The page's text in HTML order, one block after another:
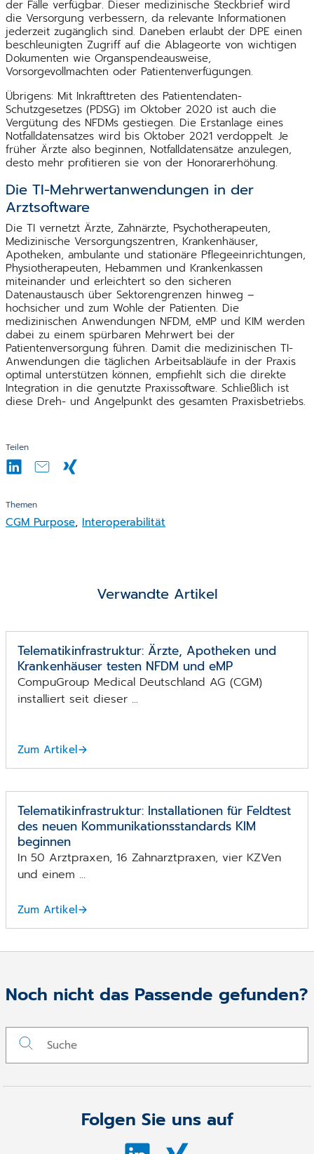
Teilen
Themen
CGM Purpose, Interoperabilität
der Fälle verfügbar. Dieser medizinische Steckbrief wird
die Versorgung verbessern, da relevante Informationen
jederzeit zugänglich sind. Daneben erlaubt der DPE einen
beschleunigten Zugriff auf die Ablageorte von wichtigen
Dokumenten wie Organspendeausweise,
Vorsorgevollmachten oder Patientenverfügungen.
Übrigens: Mit Inkrafttreten des Patientendaten-
Schutzgesetzes (PDSG) im Oktober 2020 ist auch die
Vergütung des NFDMs gestiegen. Die Erstanlage eines
Notfalldatensatzes wird bis Oktober 2021 verdoppelt. Je
früher Ärzte also beginnen, Notfalldatensätze anzulegen,
desto mehr profitieren sie von der Honorarerhöhung.
Die TI-Mehrwertanwendungen in der
Arztsoftware
Die TI vernetzt Ärzte, Zahnärzte, Psychotherapeuten,
Medizinische Versorgungszentren, Krankenhäuser,
Apotheken, ambulante und stationäre Pflegeeinrichtungen,
Physiotherapeuten, Hebammen und Krankenkassen
miteinander und erleichtert so den sicheren
Datenaustausch über Sektorengrenzen hinweg –
hochsicher und zum Wohle der Patienten. Die
medizinischen Anwendungen NFDM, eMP und KIM werden
dabei zu einem spürbaren Mehrwert bei der
Patientenversorgung führen. Damit die medizinischen TI-
Anwendungen die täglichen Arbeitsabläufe in der Praxis
optimal unterstützen können, empfiehlt sich die direkte
Integration in die genutzte Praxissoftware. Schließlich ist
diese Dreh- und Angelpunkt des gesamten Praxisbetriebs.
Verwandte Artikel
Telematikinfrastruktur: Ärzte, Apotheken und
Krankenhäuser testen NFDM und eMP
CompuGroup Medical Deutschland AG (CGM)
installiert seit dieser ...
Zum Artikel
Telematikinfrastruktur: Installationen für Feldtest
des neuen Kommunikations­standards KIM
beginnen
In 50 Arztpraxen, 16 Zahnarztpraxen, vier KZVen
und einem ...
Zum Artikel
Noch nicht das Passende gefunden?
Folgen Sie uns auf